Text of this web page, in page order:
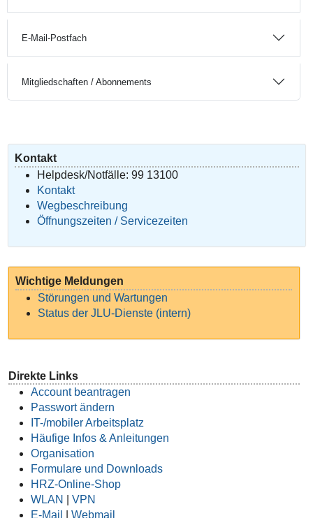
E-Mail-Postfach
Mitgliedschaften / Abonnements
Kontakt
Helpdesk/Notfälle: 99 13100
Kontakt
Wegbeschreibung
Öffnungszeiten / Servicezeiten
Wichtige Meldungen
Störungen und Wartungen
Status der JLU-Dienste (intern)
Direkte Links
Account beantragen
Passwort ändern
IT-/mobiler Arbeitsplatz
Häufige Infos & Anleitungen
Organisation
Formulare und Downloads
HRZ-Online-Shop
WLAN
VPN
E-Mail
Webmail